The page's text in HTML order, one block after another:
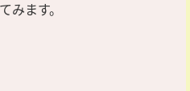
みます。